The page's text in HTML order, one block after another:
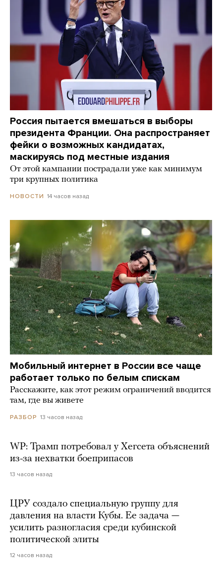
Россия пытается вмешаться в выборы
президента Франции. Она распространяет
фейки о возможных кандидатах,
маскируясь под местные издания
От этой кампании пострадали уже как минимум
три крупных политика
НОВОСТИ 14 часов назад
Мобильный интернет в России все чаще
работает только по белым спискам
Расскажите, как этот режим ограничений вводится
там, где вы живете
РАЗБОР 13 часов назад
WP: Трамп потребовал у Хегсета объяснений
из-за нехватки боеприпасов
13 часов назад
ЦРУ создало специальную группу для
давления на власти Кубы. Ее задача —
усилить разногласия среди кубинской
политической элиты
12 часов назад